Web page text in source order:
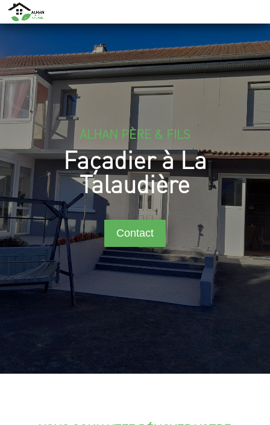
ALHAN PÈRE & FILS
Façadier à La
Talaudière
Contact